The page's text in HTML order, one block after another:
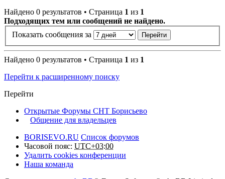
Найдено 0 результатов • Страница 1 из 1
Подходящих тем или сообщений не найдено.
Показать сообщения за
Найдено 0 результатов • Страница 1 из 1
Перейти к расширенному поиску
Перейти
Открытые Форумы СНТ Борисьево
Общение для владельцев
BORISEVO.RU Список форумов
Часовой пояс: UTC+03:00
Удалить cookies конференции
Наша команда